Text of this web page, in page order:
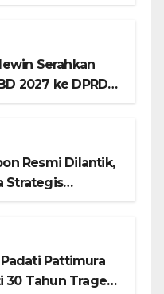
Serahkan
2027 ke DPRD
Resmi Dilantik,
Strategis
Pattimura
30 Tahun Tragedi